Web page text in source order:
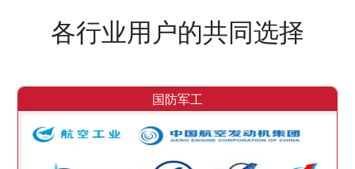
各行业用户的共同选择
国防军工